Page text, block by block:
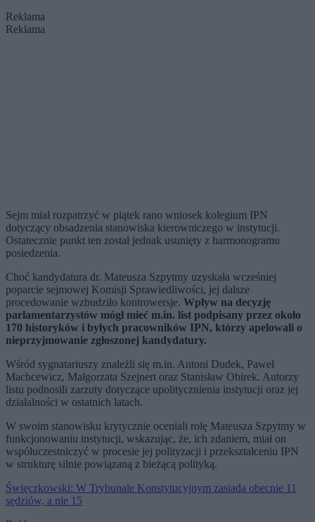
Reklama
Reklama
Sejm miał rozpatrzyć w piątek rano wniosek kolegium IPN
dotyczący obsadzenia stanowiska kierowniczego w instytucji.
Ostatecznie punkt ten został jednak usunięty z harmonogramu
posiedzenia.
Choć kandydatura dr. Mateusza Szpytmy uzyskała wcześniej
poparcie sejmowej Komisji Sprawiedliwości, jej dalsze
procedowanie wzbudziło kontrowersje. Wpływ na decyzję
parlamentarzystów mógł mieć m.in. list podpisany przez około
170 historyków i byłych pracowników IPN, którzy apelowali o
nieprzyjmowanie zgłoszonej kandydatury.
Wśród sygnatariuszy znaleźli się m.in. Antoni Dudek, Paweł
Machcewicz, Małgorzata Szejnert oraz Stanisław Obirek. Autorzy
listu podnosili zarzuty dotyczące upolitycznienia instytucji oraz jej
działalności w ostatnich latach.
W swoim stanowisku krytycznie oceniali rolę Mateusza Szpytmy w
funkcjonowaniu instytucji, wskazując, że, ich zdaniem, miał on
współuczestniczyć w procesie jej polityzacji i przekształceniu IPN
w strukturę silnie powiązaną z bieżącą polityką.
Święczkowski: W Trybunale Konstytucyjnym zasiada obecnie 11
sędziów, a nie 15